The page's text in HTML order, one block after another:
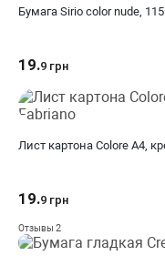
Бумага Sirio color nude,
19.9 грн
Лист картона Colore A4,
19.9 грн
Отзывы 2